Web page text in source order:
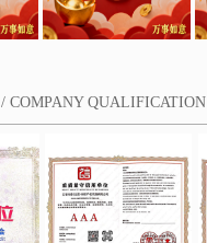
/ COMPANY QUALIFICATION